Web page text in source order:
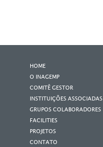
HOME
O INAGEMP
COMITÊ GESTOR
INSTITUIÇÕES ASSOCIADAS
GRUPOS COLABORADORES
FACILITIES
PROJETOS
CONTATO